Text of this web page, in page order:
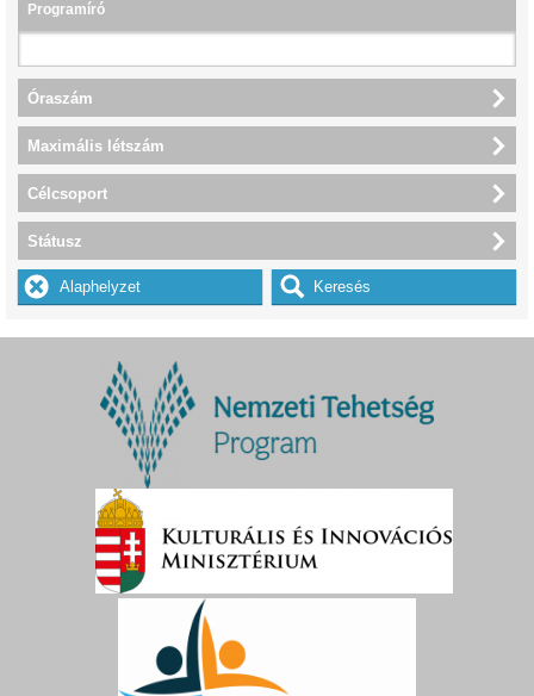
Programíró
Óraszám
Maximális létszám
Célcsoport
Státusz